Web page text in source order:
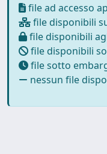
file ad accesso
file disponibili
file disponibili
file disponibili
file sotto
nessun file